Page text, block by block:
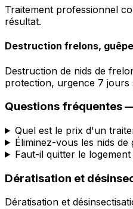
Traitement professionnel
résultat.
Destruction frelons,
Destruction de nids de
protection, urgence 7 jours
Questions fréquentes
Quel est le prix d'un
Éliminez-vous les nids de
Faut-il quitter le
Dératisation et
Dératisation et